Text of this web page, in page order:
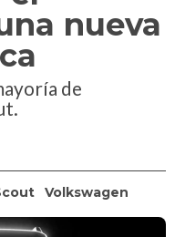
nueva
de
Volkswagen